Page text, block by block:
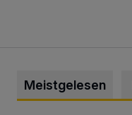
Meistgelesen